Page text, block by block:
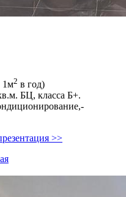
1м2 в год)
БЦ,­ класса Б+.
>>